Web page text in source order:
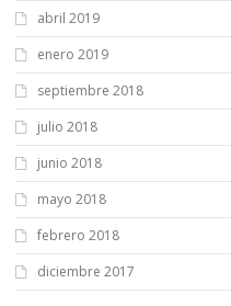
abril 2019
enero 2019
septiembre 2018
julio 2018
junio 2018
mayo 2018
febrero 2018
diciembre 2017